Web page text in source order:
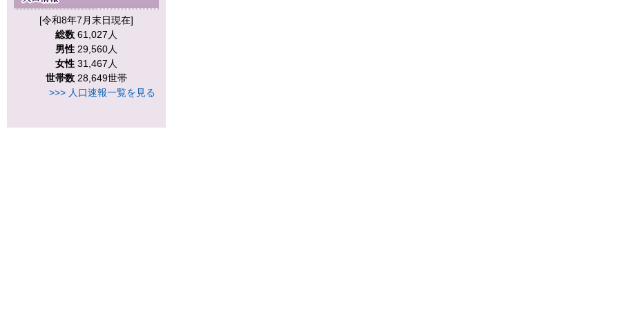
[令和8年7月末日現在]
総数 61,027人
男性 29,560人
女性 31,467人
世帯数 28,649世帯
>>> 人口速報一覧を見る